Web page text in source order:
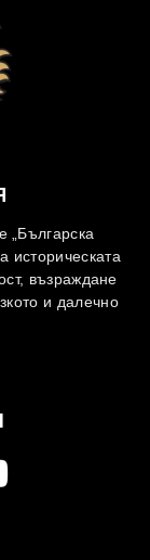
„Българска
историческата
възраждане
и далечно